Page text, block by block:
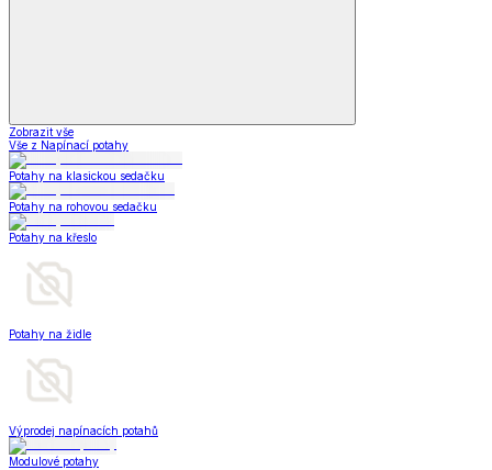
Zobrazit vše
Vše z Napínací potahy
Potahy na klasickou sedačku
Potahy na rohovou sedačku
Potahy na křeslo
Potahy na židle
Výprodej napínacích potahů
Modulové potahy